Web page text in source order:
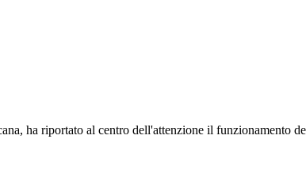
ha riportato al centro dell'attenzione il funzionamento